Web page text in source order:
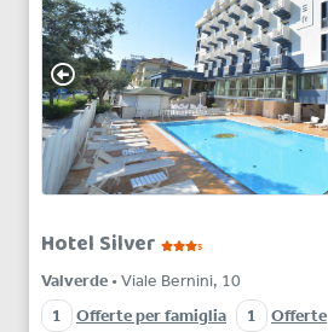
Hotel Silver s
Valverde • Viale Bernini, 10
1
Offerte per famiglia 1 Offerte